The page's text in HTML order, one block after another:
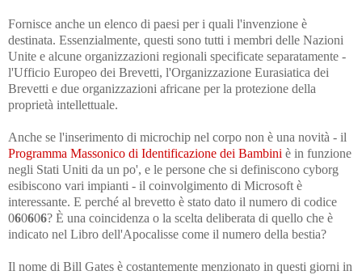
Fornisce anche un elenco di paesi per i quali l'invenzione è
destinata. Essenzialmente, questi sono tutti i membri delle Nazioni
Unite e alcune organizzazioni regionali specificate separatamente -
l'Ufficio Europeo dei Brevetti, l'Organizzazione Eurasiatica dei
Brevetti e due organizzazioni africane per la protezione della
proprietà intellettuale.
Anche se l'inserimento di microchip nel corpo non è una novità - il
Programma Massonico di Identificazione dei Bambini è in funzione
negli Stati Uniti da un po', e le persone che si definiscono cyborg
esibiscono vari impianti - il coinvolgimento di Microsoft è
interessante. E perché al brevetto è stato dato il numero di codice
060606? È una coincidenza o la scelta deliberata di quello che è
indicato nel Libro dell'Apocalisse come il numero della bestia?
Il nome di Bill Gates è costantemente menzionato in questi giorni in